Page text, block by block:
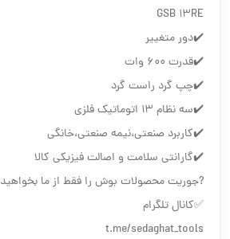
GSB 13RE
✔️دور متغییر
✔️قدرت ۶۰۰ وات
✔️چپ گرد راست گرد
✔️سه نظام ۱۳ اتوماتیک فلزی
✔️کاربرد صنعتی،نیمه صنعتی،خانگی
✔️گارانتی سلامت و اصالت فیزیکی کالا
?جوریت محصولات بوش را فقط از ما بخواهید
✅کانال تلگرام
t.me/sedaghat_tools